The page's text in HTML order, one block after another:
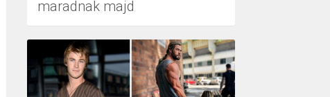
maradnak majd